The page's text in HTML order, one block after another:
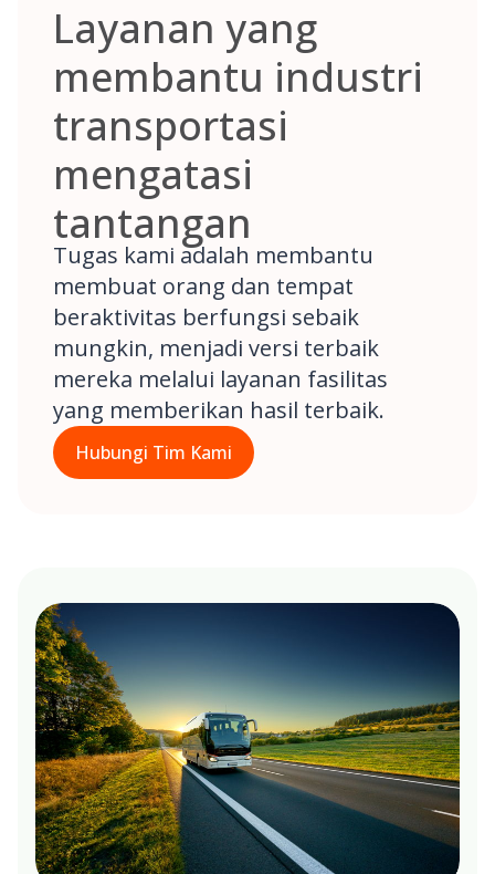
Layanan yang
membantu industri
transportasi
mengatasi
tantangan
Tugas kami adalah membantu
membuat orang dan tempat
beraktivitas berfungsi sebaik
mungkin, menjadi versi terbaik
mereka melalui layanan fasilitas
yang memberikan hasil terbaik.
Hubungi Tim Kami